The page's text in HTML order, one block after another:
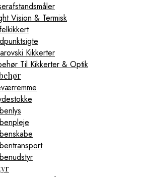
Vision & Termisk
Kikkerter
Til Kikkerter & Optik